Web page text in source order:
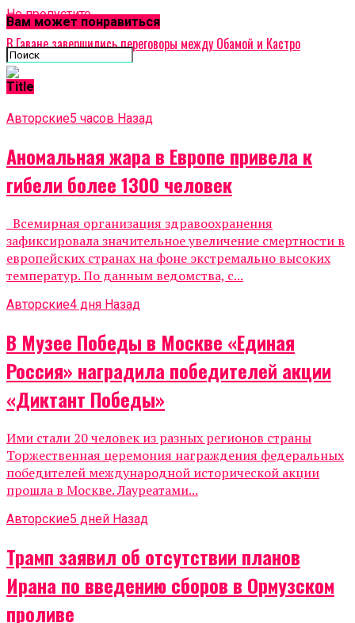
Не пропустите
В Гаване завершились переговоры между Обамой и Кастро
Вам может понравиться
Title
Авторские5 часов Назад
Аномальная жара в Европе привела к
гибели более 1300 человек
Всемирная организация здравоохранения
зафиксировала значительное увеличение смертности в
европейских странах на фоне экстремально высоких
температур. По данным ведомства, с...
Авторские4 дня Назад
В Музее Победы в Москве «Единая
Россия» наградила победителей акции
«Диктант Победы»
Ими стали 20 человек из разных регионов страны
Торжественная церемония награждения федеральных
победителей международной исторической акции
прошла в Москве. Лауреатами...
Авторские5 дней Назад
Трамп заявил об отсутствии планов
Ирана по введению сборов в Ормузском
проливе